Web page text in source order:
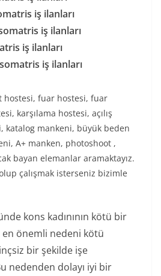
iş ilanları
iş ilanları
iş ilanları
iş ilanları
hostesi, fuar hostesi, fuar
karşılama hostesi, açılış
katalog mankeni, büyük beden
A+ manken, photoshoot ,
bayan elemanlar aramaktayız.
çalışmak isterseniz bizimle
kons kadınının kötü bir
en önemli nedeni kötü
bir şekilde işe
nedenden dolayı iyi bir